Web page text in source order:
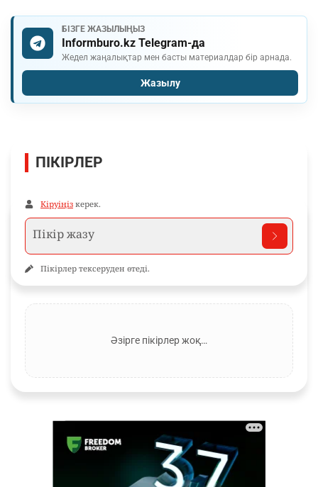
БІЗГЕ ЖАЗЫЛЫҢЫЗ
Informburo.kz Telegram-да
Жедел жаңалықтар мен басты материалдар бір арнада.
Жазылу
ПІКІРЛЕР
Кіруіңіз керек.
Пікірлер тексеруден өтеді.
Әзірге пікірлер жоқ…